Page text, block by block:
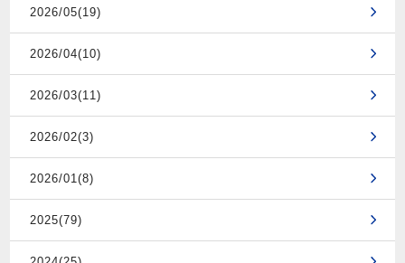
2026/05(19)
2026/04(10)
2026/03(11)
2026/02(3)
2026/01(8)
2025(79)